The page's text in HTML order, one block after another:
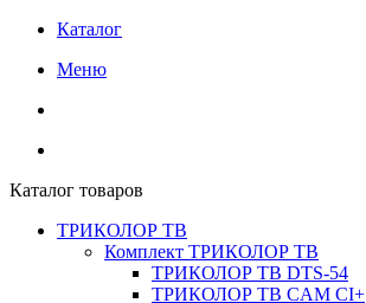
Каталог
Меню
Каталог товаров
ТРИКОЛОР ТВ
Комплект ТРИКОЛОР ТВ
ТРИКОЛОР ТВ DTS-54
ТРИКОЛОР ТВ CAM CI+